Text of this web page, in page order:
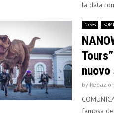
la data
News
nuovo
by
famosa